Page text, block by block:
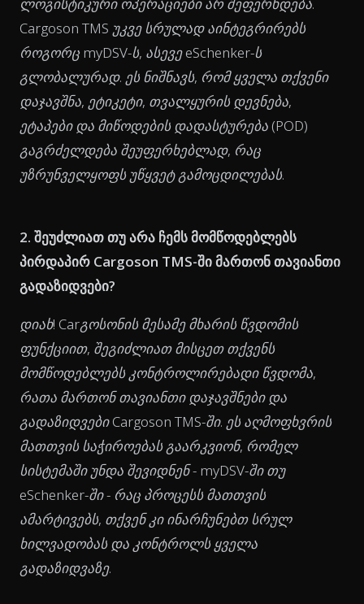
Cargoson TMS უკვე სრულად აინტეგრირებს
როგორც myDSV-ს, ასევე eSchenker-ს
გლობალურად. ეს ნიშნავს, რომ ყველა თქვენი
დაჯავშნა, ეტიკეტი, თვალყურის დევნება,
ეტაპები და მიწოდების დადასტურება (POD)
გაგრძელდება შეუფერხებლად, რაც
უზრუნველყოფს უწყვეტ გამოცდილებას.
2. შეუძლიათ თუ არა ჩემს მომწოდებლებს
პირდაპირ Cargoson TMS-ში მართონ თავიანთი
გადაზიდვები?
დიახ! Carგოსონის მესამე მხარის წვდომის
ფუნქციით, შეგიძლიათ მისცეთ თქვენს
მომწოდებლებს კონტროლირებადი წვდომა,
რათა მართონ თავიანთი დაჯავშნები და
გადაზიდვები Cargoson TMS-ში. ეს აღმოფხვრის
მათთვის საჭიროებას გაარკვიონ, რომელ
სისტემაში უნდა შევიდნენ - myDSV-ში თუ
eSchenker-ში - რაც პროცესს მათთვის
ამარტივებს, თქვენ კი ინარჩუნებთ სრულ
ხილვადობას და კონტროლს ყველა
გადაზიდვაზე.